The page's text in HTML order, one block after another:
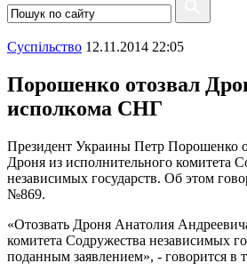
Суспiльство 12.11.2014 22:05
Порошенко отозвал
исполкома СНГ
Президент Украины Петр Порошенко
Дроня из исполнительного комитета
независимых государств. Об этом
№869.
«Отозвать Дроня Анатолия
комитета Содружества независимых
поданным заявлением», - говорится в